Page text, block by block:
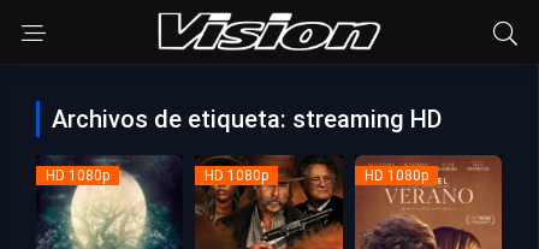
Archivos de etiqueta: streaming HD
HD 1080p HD 1080p HD 1080p